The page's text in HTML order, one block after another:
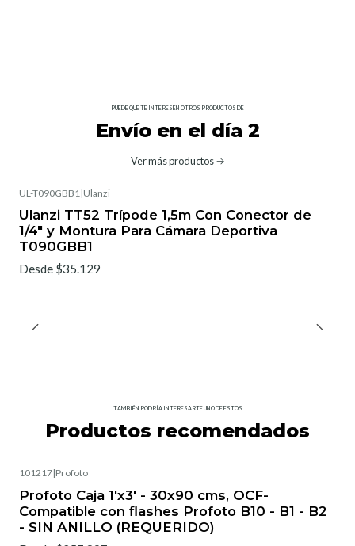
PUEDE QUE TE INTERESEN OTROS PRODUCTOS DE
Envío en el día 2
Ver más productos
UL-T090GBB1 |Ulanzi
Ulanzi TT52 Trípode 1,5m Con Conector de
1/4" y Montura Para Cámara Deportiva
T090GBB1
Desde $35.129
TAMBIÉN PODRÍA INTERESARTE UNO DE ESTOS
Productos recomendados
101217|Profoto
Profoto Caja 1'x3' - 30x90 cms, OCF-
Compatible con flashes Profoto B10 - B1 - B2
- SIN ANILLO (REQUERIDO)